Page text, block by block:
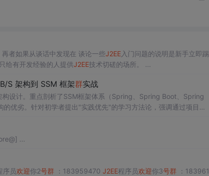
者如果从谈话中发现在 谈论一些J2EE入门问题的说明是新手立即踢
只给有开发经验的人提供J2EE
S 架构到 SSM 框架群实战
设计。重点剖析了SSM框架体系（Spring、Spring Boot、Spring
优劣。针对初学者提出"实践优先"的学习方法论，强调通过项目实
序员欢迎你2号群 ：183959470 J2EE程序员欢迎你3号群 ：183961